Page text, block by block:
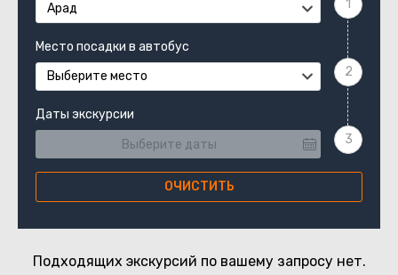
Арад
Место посадки в автобус
Выберите место
Даты экскурсии
ОЧИСТИТЬ
Подходящих экскурсий по вашему запросу нет.